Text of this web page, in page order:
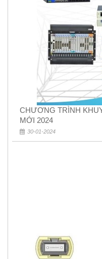
CHƯƠNG TRÌNH
MỚI 2024
30-01-2024